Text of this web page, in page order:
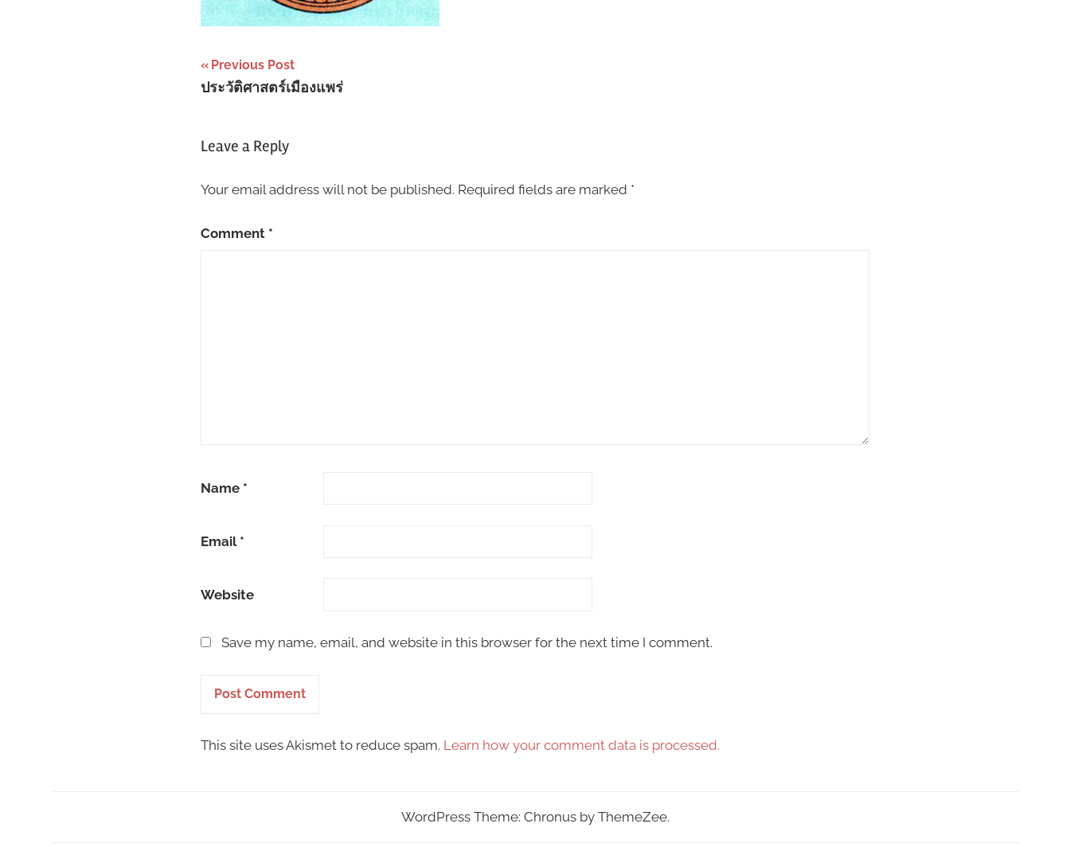
Post
navigation
Previous Post
ประวัติศาสตร์เมืองแพร่
Leave a Reply
Your email address will not be published. Required fields are marked *
Comment *
Name *
Email *
Website
Save my name, email, and website in this browser for the next time I comment.
This site uses Akismet to reduce spam. Learn how your comment data is processed.
WordPress Theme: Chronus by ThemeZee.